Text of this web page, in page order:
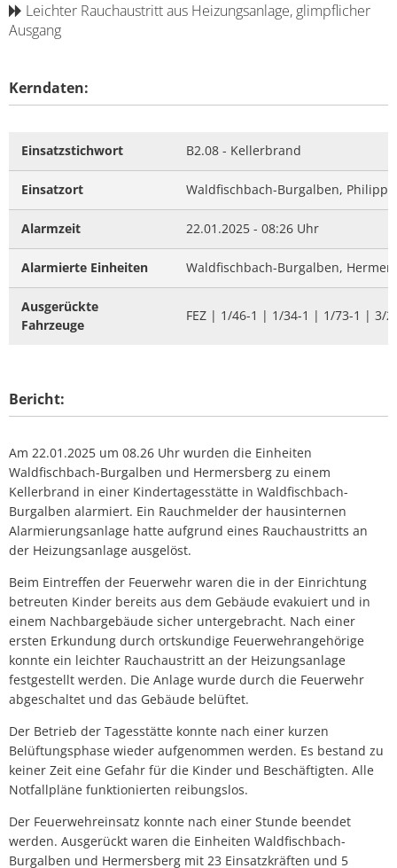
Leichter Rauchaustritt aus Heizungsanlage, glimpflicher
Ausgang
Kerndaten:
Einsatzstichwort B2.08 - Kellerbrand
Einsatzort Waldfischbach-Burgalben, Philipp-
Alarmzeit 22.01.2025 - 08:26 Uhr
Alarmierte Einheiten Waldfischbach-Burgalben,
Ausgerückte
Fahrzeuge
FEZ | 1/46-1 | 1/34-1 | 1/73-1 | 3/
Bericht:
Am 22.01.2025 um 08.26 Uhr wurden die Einheiten
Waldfischbach-Burgalben und Hermersberg zu einem
Kellerbrand in einer Kindertagesstätte in Waldfischbach-
Burgalben alarmiert. Ein Rauchmelder der hausinternen
Alarmierungsanlage hatte aufgrund eines Rauchaustritts an
der Heizungsanlage ausgelöst.
Beim Eintreffen der Feuerwehr waren die in der Einrichtung
betreuten Kinder bereits aus dem Gebäude evakuiert und in
einem Nachbargebäude sicher untergebracht. Nach einer
ersten Erkundung durch ortskundige Feuerwehrangehörige
konnte ein leichter Rauchaustritt an der Heizungsanlage
festgestellt werden. Die Anlage wurde durch die Feuerwehr
abgeschaltet und das Gebäude belüftet.
Der Betrieb der Tagesstätte konnte nach einer kurzen
Belüftungsphase wieder aufgenommen werden. Es bestand zu
keiner Zeit eine Gefahr für die Kinder und Beschäftigten. Alle
Notfallpläne funktionierten reibungslos.
Der Feuerwehreinsatz konnte nach einer Stunde beendet
werden. Ausgerückt waren die Einheiten Waldfischbach-
Burgalben und Hermersberg mit 23 Einsatzkräften und 5